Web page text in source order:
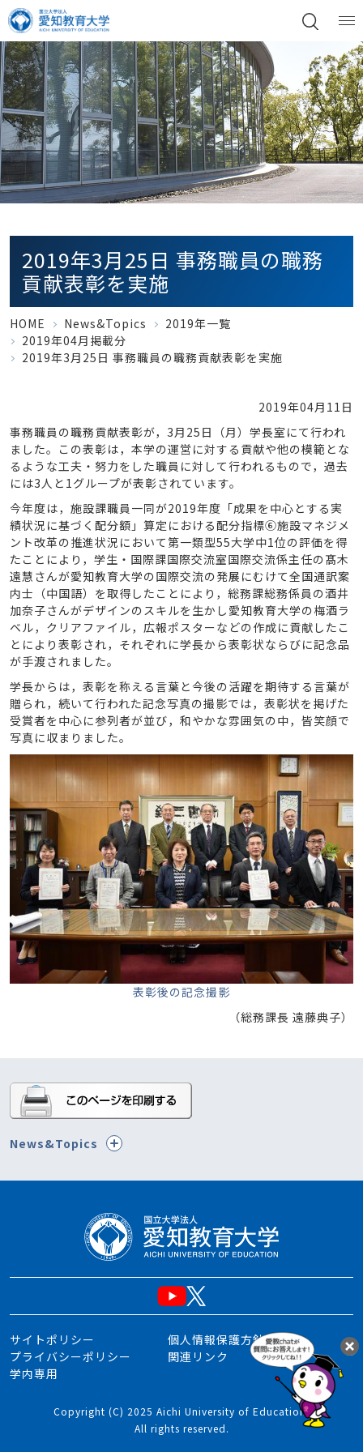
2019年3月25日 事務職員の職務
貢献表彰を実施
HOME News&Topics
2019年一覧
2019年04月掲載分
2019年3月25日 事務職員の職務貢献表彰を実施
2019年04月11日
事務職員の職務貢献表彰が，3月25日（月）学長室にて行われ
ました。この表彰は，本学の運営に対する貢献や他の模範とな
るような工夫・努力をした職員に対して行われるもので，過去
には3人と1グループが表彰されています。
今年度は，施設課職員一同が2019年度「成果を中心とする実
績状況に基づく配分額」算定における配分指標⑥施設マネジメ
ント改革の推進状況において第一類型55大学中1位の評価を得
たことにより，学生・国際課国際交流室国際交流係主任の髙木
遠慧さんが愛知教育大学の国際交流の発展にむけて全国通訳案
内士（中国語）を取得したことにより，総務課総務係員の酒井
加奈子さんがデザインのスキルを生かし愛知教育大学の梅酒ラ
ベル，クリアファイル，広報ポスターなどの作成に貢献したこ
とにより表彰され，それぞれに学長から表彰状ならびに記念品
が手渡されました。
学長からは，表彰を称える言葉と今後の活躍を期待する言葉が
贈られ，続いて行われた記念写真の撮影では，表彰状を掲げた
受賞者を中心に参列者が並び，和やかな雰囲気の中，皆笑顔で
写真に収まりました。
表彰後の記念撮影
（総務課長 遠藤典子）
News&Topics
サイトポリシー
個人情報保護方針
プライバシーポリシー
関連リンク
学内専用
Copyright (C) 2025 Aichi University of Education.
All rights reserved.